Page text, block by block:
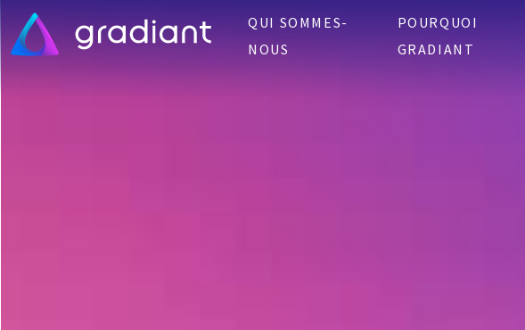
QUI SOMMES-
NOUS
POURQUOI
GRADIANT